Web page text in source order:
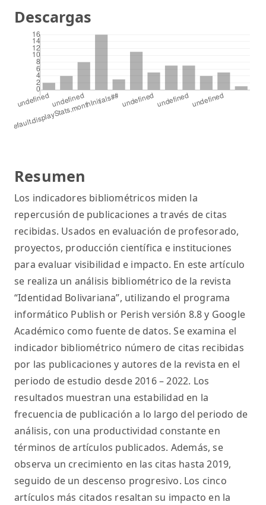
Resumen
Los indicadores bibliométricos miden la
repercusión de publicaciones a través de citas
recibidas. Usados en evaluación de profesorado,
proyectos, producción científica e instituciones
para evaluar visibilidad e impacto. En este artículo
se realiza un análisis bibliométrico de la revista
“Identidad Bolivariana”, utilizando el programa
informático Publish or Perish versión 8.8 y Google
Académico como fuente de datos. Se examina el
indicador bibliométrico número de citas recibidas
por las publicaciones y autores de la revista en el
periodo de estudio desde 2016 – 2022. Los
resultados muestran una estabilidad en la
frecuencia de publicación a lo largo del periodo de
análisis, con una productividad constante en
términos de artículos publicados. Además, se
observa un crecimiento en las citas hasta 2019,
seguido de un descenso progresivo. Los cinco
artículos más citados resaltan su impacto en la
Descargas